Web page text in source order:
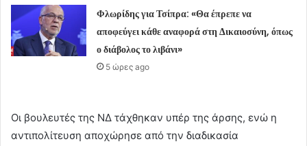
Φλωρίδης για Τσίπρα: «Θα έπρεπε να
αποφεύγει κάθε αναφορά στη Δικαιοσύνη, όπως
ο διάβολος το λιβάνι»
5 ώρες ago
Οι βουλευτές της ΝΔ τάχθηκαν υπέρ της άρσης, ενώ η
αντιπολίτευση αποχώρησε από την διαδικασία